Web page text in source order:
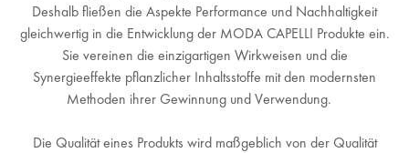
Deshalb fließen die Aspekte Performance und Nachhaltigkeit
gleichwertig in die Entwicklung der MODA CAPELLI Produkte ein.
Sie vereinen die einzigartigen Wirkweisen und die
Synergieeffekte pflanzlicher Inhaltsstoffe mit den modernsten
Methoden ihrer Gewinnung und Verwendung.
Die Qualität eines Produkts wird maßgeblich von der Qualität